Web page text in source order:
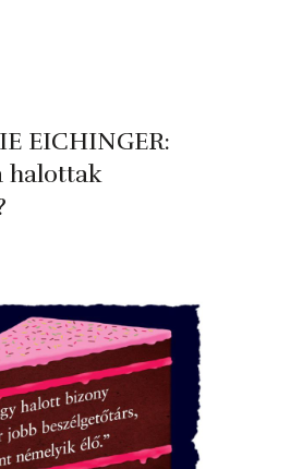
EICHINGER:
halottak